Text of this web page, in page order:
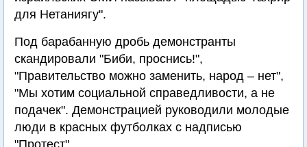
для Нетаниягу".
Под барабанную дробь демонстранты
скандировали "Биби, проснись!",
"Правительство можно заменить, народ – нет",
"Мы хотим социальной справедливости, а не
подачек". Демонстрацией руководили молодые
люди в красных футболках с надписью
"Протест".